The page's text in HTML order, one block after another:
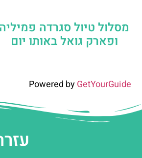
מסלול טיול סגרדה פמיליה
ופארק גואל באותו יום
Powered byGetYourGuide